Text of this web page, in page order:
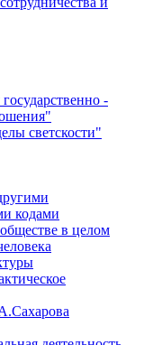
-
светскости"
кодами
в целом